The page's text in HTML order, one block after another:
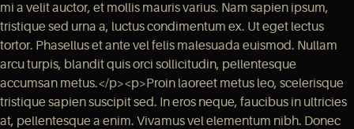
mi a velit auctor, et mollis mauris varius. Nam sapien ipsum,
tristique sed urna a, luctus condimentum ex. Ut eget lectus
tortor. Phasellus et ante vel felis malesuada euismod. Nullam
arcu turpis, blandit quis orci sollicitudin, pellentesque
accumsan metus.</p><p>Proin laoreet metus leo, scelerisque
tristique sapien suscipit sed. In eros neque, faucibus in ultricies
at, pellentesque a enim. Vivamus vel elementum nibh. Donec